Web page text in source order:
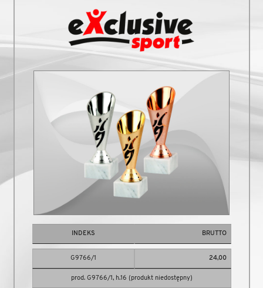
INDEKS BRUTTO
G9766/1 24,00
prod. G9766/1, h.16 (produkt niedostępny)